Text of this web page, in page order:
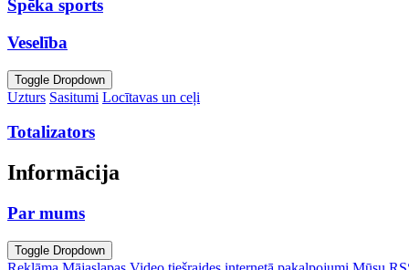
Spēka sports
Veselība
Toggle Dropdown
Uzturs Sasitumi Locītavas un ceļi
Totalizators
Informācija
Par mums
Toggle Dropdown